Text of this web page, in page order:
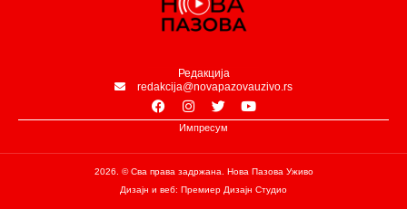
Редакција
redakcija@novapazovauzivo.rs
Импресум
2026. © Сва права задржана. Нова Пазова Уживо
Дизајн и веб: Премиер Дизајн Студио